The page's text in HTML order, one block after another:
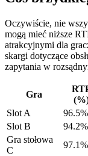
Oczywiście, nie
mogą mieć niższe
atrakcyjnymi dla
skargi dotyczące
zapytania w
Gra
Slot A
96.5%
Slot B
94.2%
Gra stołowa
C
97.1%